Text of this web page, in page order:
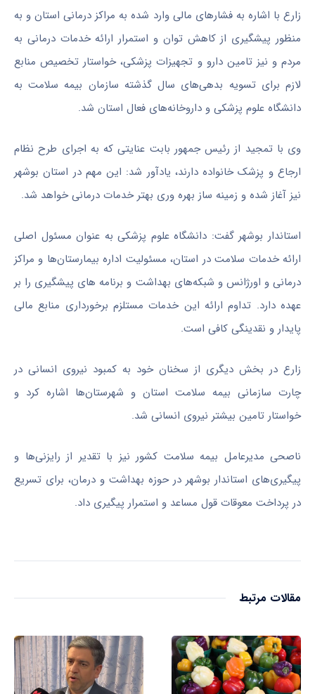
زارع با اشاره به فشارهای مالی وارد شده به مراکز درمانی استان و به
منظور پیشگیری از کاهش توان و استمرار ارائه خدمات درمانی به
مردم و نیز تامین دارو و تجهیزات پزشکی، خواستار تخصیص منابع
لازم برای تسویه بدهی‌های سال گذشته سازمان بیمه سلامت به
دانشگاه علوم پزشکی و داروخانه‌های فعال استان شد.
وی با تمجید از رئیس جمهور بابت عنایتی که به اجرای طرح نظام
ارجاع و پزشک خانواده دارند، یادآور شد: این مهم در استان بوشهر
نیز آغاز شده و زمینه ساز بهره وری بهتر خدمات درمانی خواهد شد.
استاندار بوشهر گفت: دانشگاه علوم پزشکی به عنوان مسئول اصلی
ارائه خدمات سلامت در استان، مسئولیت اداره بیمارستان‌ها و مراکز
درمانی و اورژانس و شبکه‌های بهداشت و برنامه های پیشگیری را بر
عهده دارد. تداوم ارائه این خدمات مستلزم برخورداری منابع مالی
پایدار و نقدینگی کافی است.
زارع در بخش دیگری از سخنان خود به کمبود نیروی انسانی در
چارت سازمانی بیمه سلامت استان و شهرستان‌ها اشاره کرد و
خواستار تامین بیشتر نیروی انسانی شد.
ناصحی مدیرعامل بیمه سلامت کشور نیز با تقدیر از رایزنی‌ها و
پیگیری‌های استاندار بوشهر در حوزه بهداشت و درمان، برای تسریع
در پرداخت معوقات قول مساعد و استمرار پیگیری داد.
مقالات مرتبط